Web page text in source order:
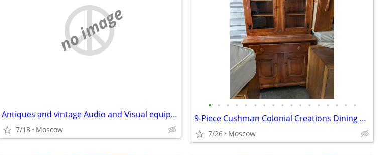
no image
Antiques and vintage Audio and Visual equipment
7/13 Moscow
• • • • • • • • • • • • • • • • •
9-Piece Cushman Colonial Creations Dining Room Set – Solid Maple
7/26 Moscow